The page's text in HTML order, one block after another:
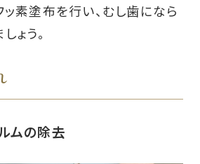
素塗布を行い、むし歯になら
ょう。
ムの除去